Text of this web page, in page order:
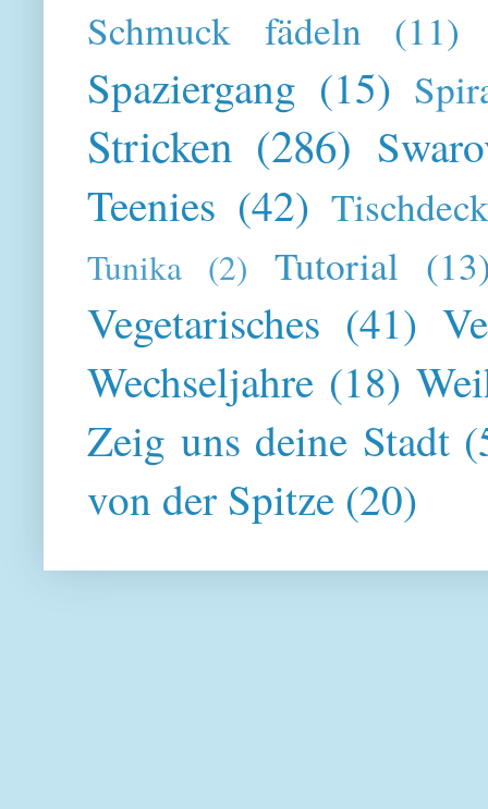
Schmuck fädeln (11)
Spaziergang (15)
Stricken (286)
Teenies (42)
Tunika (2) Tutorial
Vegetarisches (41)
Wechseljahre (18)
Zeig uns deine Stadt
von der Spitze (20)